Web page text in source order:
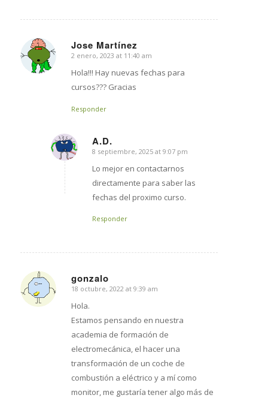
Jose Martínez
says:
2 enero, 2023 at 11:40 am
Hola!!! Hay nuevas fechas para
cursos??? Gracias
Responder
A.D.
says:
8 septiembre, 2025 at 9:07 pm
Lo mejor en contactarnos
directamente para saber las
fechas del proximo curso.
Responder
gonzalo
says:
18 octubre, 2022 at 9:39 am
Hola.
Estamos pensando en nuestra
academia de formación de
electromecánica, el hacer una
transformación de un coche de
combustión a eléctrico y a mí como
monitor, me gustaría tener algo más de